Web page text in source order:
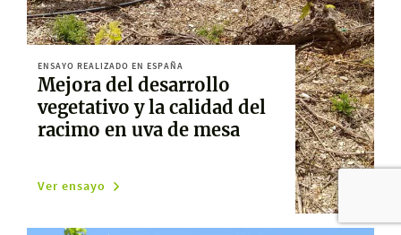
ENSAYO REALIZADO EN ESPAÑA
Mejora del desarrollo
vegetativo y la calidad del
racimo en uva de mesa
Ver ensayo